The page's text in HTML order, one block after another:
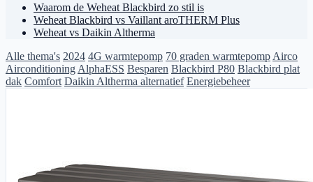
Waarom de Weheat Blackbird zo stil is
Weheat Blackbird vs Vaillant aroTHERM Plus
Weheat vs Daikin Altherma
Alle thema's 2024 4G warmtepomp 70 graden warmtepomp Airco
Airconditioning AlphaESS Besparen Blackbird P80 Blackbird plat
dak Comfort Daikin Altherma alternatief Energiebeheer